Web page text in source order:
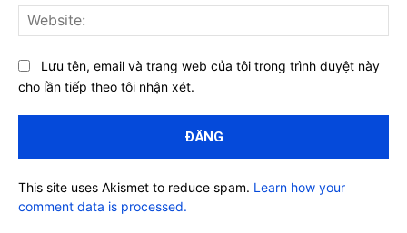
Lưu tên, email và trang web của tôi trong trình duyệt này
cho lần tiếp theo tôi nhận xét.
This site uses Akismet to reduce spam. Learn how your
comment data is processed.